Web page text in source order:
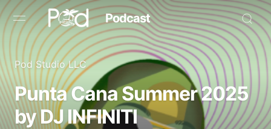
Podcast
Browse
Book Now
News
Pod Studio LLC
Punta Cana Summer 2025
by DJ INFINITI